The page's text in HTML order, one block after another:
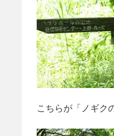
こちらが「ノギク